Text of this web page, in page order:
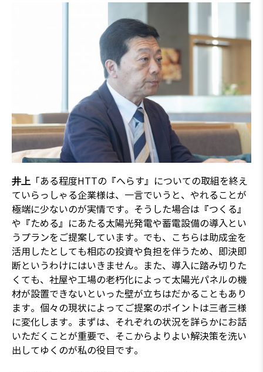
井上
「ある程度HTTの『へらす』についての取組を終え
ていらっしゃる企業様は、一言でいうと、やれることが
極端に少ないのが実情です。そうした場合は『つくる』
や『ためる』にあたる太陽光発電や蓄電設備の導入とい
うプランをご提案しています。でも、こちらは助成金を
活用したとしても相応の投資や負担を伴うため、即決即
断というわけにはいきません。また、導入に踏み切りた
くても、社屋や工場の老朽化によって太陽光パネルの機
材が設置できないといった壁が立ちはだかることもあり
ます。個々の現状によってご提案のポイントは三者三様
に変化します。まずは、それぞれの状況を詳らかにお話
いただくことが重要で、そこからよりよい解決策を洗い
出してゆくのが私の役目です。